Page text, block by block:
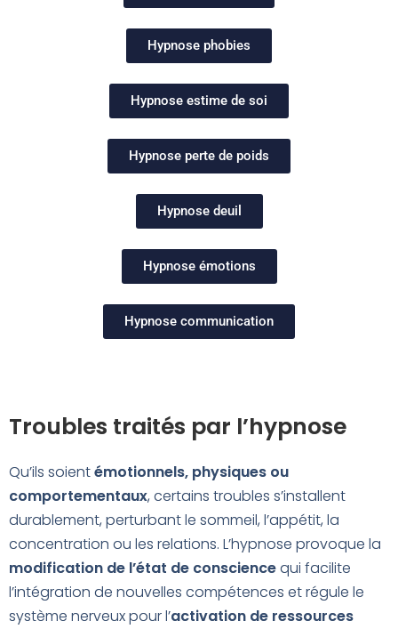
Hypnose phobies
Hypnose estime de soi
Hypnose perte de poids
Hypnose deuil
Hypnose émotions
Hypnose communication
Troubles traités par l’hypnose
Qu’ils soientémotionnels, physiques ou
comportementaux, certains troubles s’installent
durablement, perturbant le sommeil, l’appétit, la
concentration ou les relations. L’hypnose provoque la
modification de l’état de consciencequi facilite
l’intégration de nouvelles compétences et régule le
système nerveux pour l’activation de ressources